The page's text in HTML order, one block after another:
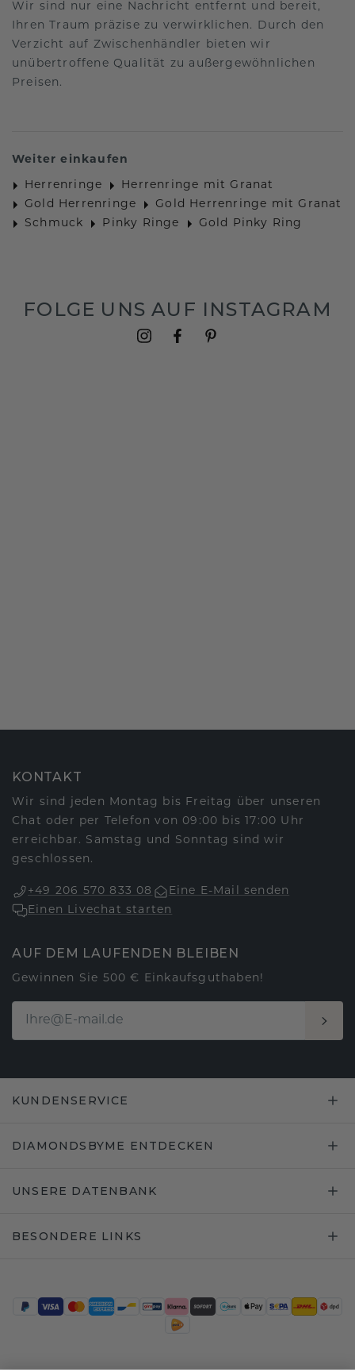
Wir sind nur eine Nachricht entfernt und bereit,
Ihren Traum präzise zu verwirklichen. Durch den
Verzicht auf Zwischenhändler bieten wir
unübertroffene Qualität zu außergewöhnlichen
Preisen.
Weiter einkaufen
Herrenringe
Herrenringe mit Granat
Gold Herrenringe
Gold Herrenringe mit Granat
Schmuck
Pinky Ringe Gold Pinky Ring
FOLGE UNS AUF INSTAGRAM
KONTAKT
Wir sind jeden Montag bis Freitag über unseren
Chat oder per Telefon von 09:00 bis 17:00 Uhr
erreichbar. Samstag und Sonntag sind wir
geschlossen.
+49 206 570 833 08
Eine E-Mail senden
Einen Livechat starten
AUF DEM LAUFENDEN BLEIBEN
Gewinnen Sie 500 € Einkaufsguthaben!
KUNDENSERVICE
DIAMONDSBYME ENTDECKEN
UNSERE DATENBANK
BESONDERE LINKS